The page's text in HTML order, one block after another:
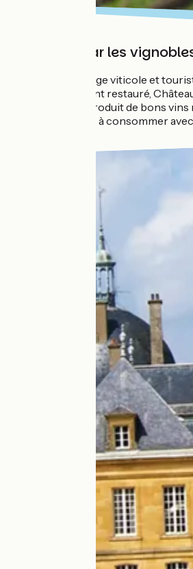
Entouré par les
Santenay, village viticole et
soigneusement restauré,
classé AOC produit de bons
tout de même, à consommer